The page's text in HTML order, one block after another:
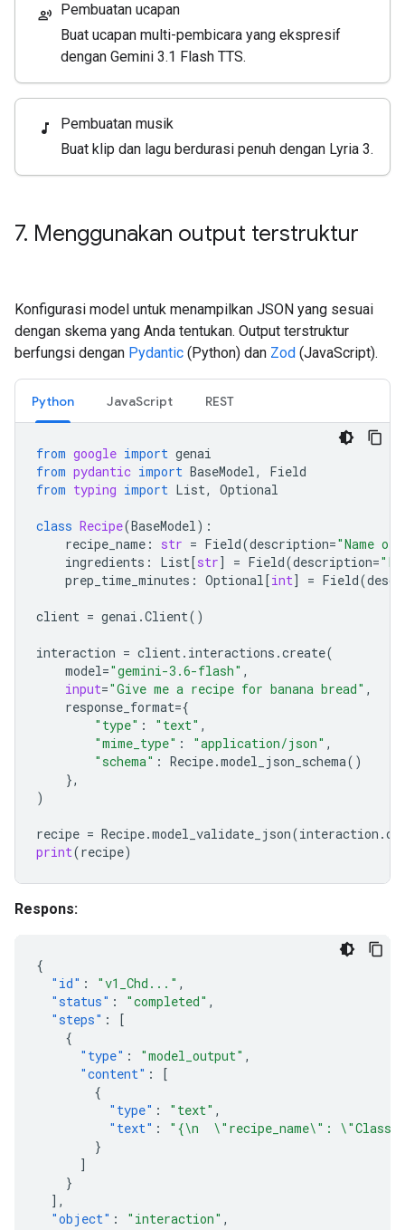
record_voice_over Pembuatan ucapan
Buat ucapan multi-pembicara yang ekspresif
dengan Gemini 3.1 Flash TTS.
music_note
Pembuatan musik
Buat klip dan lagu berdurasi penuh dengan Lyria 3.
7. Menggunakan output terstruktur
Konfigurasi model untuk menampilkan JSON yang sesuai
dengan skema yang Anda tentukan. Output terstruktur
berfungsi dengan Pydantic (Python) dan Zod (JavaScript).
Python JavaScript REST
from google import genai
from pydantic import BaseModel,
Field
from typing import List, Optional
class Recipe(BaseModel):
recipe_name : str = Field(description="Name
ingredients : List[str] = Field(description=
prep_time_minutes : Optional[int] = Field(
client = genai .Client()
interaction = client. interactions .create(
model="gemini-3.6-flash" ,
input="Give me a recipe for banana bread" ,
response_format={
"type" : "text" ,
"mime_type" : "application/json" ,
"schema" : Recipe.model_json_schema()
},
)
recipe = Recipe.model_validate_json(interaction .
print(recipe)
Respons:
{
"id" : "v1_Chd..." ,
"status" : "completed" ,
"steps" :
[
{
"type" : "model_output" ,
"content" :
[
{
"type" : "text" ,
"text" :
"{\n  \"recipe_name\":
}
]
}
],
"object" : "interaction" ,